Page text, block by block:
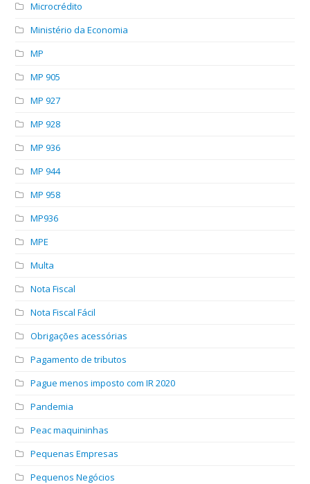
Microcrédito
Ministério da Economia
MP
MP 905
MP 927
MP 928
MP 936
MP 944
MP 958
MP936
MPE
Multa
Nota Fiscal
Nota Fiscal Fácil
Obrigações acessórias
Pagamento de tributos
Pague menos imposto com IR 2020
Pandemia
Peac maquininhas
Pequenas Empresas
Pequenos Negócios